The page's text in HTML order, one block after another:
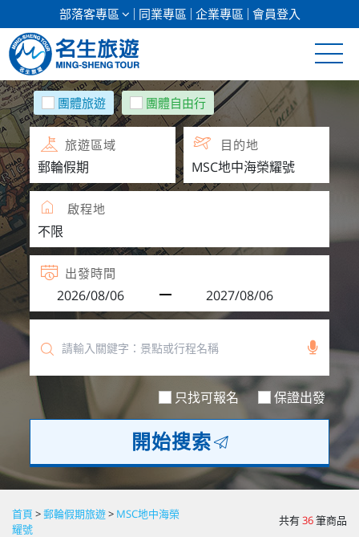
部落客專區 同業專區 企業專區 會員登入
清倉促銷
日本專館
郵輪假期
海島假期
韓國
東南亞
美加紐澳
歐洲
團體旅遊 團體自由行
旅遊區域 目的地
啟程地
出發時間
只找可報名 保證出發
開始搜索
首頁 >郵輪假期旅遊> MSC地中海榮
耀號
共有36筆商品